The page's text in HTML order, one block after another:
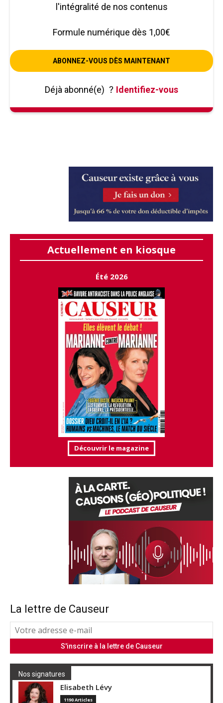
l'intégralité de nos contenus
Formule numérique dès 1,00€
ABONNEZ-VOUS DÈS MAINTENANT
Déjà abonné(e) ? Identifiez-vous
Actuellement en kiosque
Été 2026
Découvrir le magazine
La lettre de Causeur
Nos signatures
Elisabeth Lévy
1190 Articles